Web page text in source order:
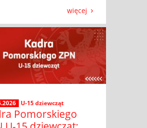
więcej
U-15 dziewcząt
Pomorskiego